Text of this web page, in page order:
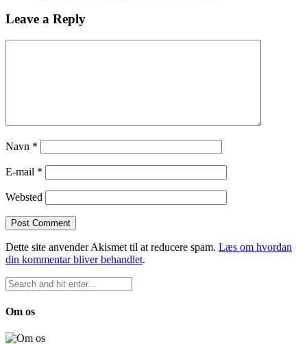
Leave a Reply
Navn *
E-mail *
Websted
Dette site anvender Akismet til at reducere spam. Læs om hvordan
din kommentar bliver behandlet.
Om os